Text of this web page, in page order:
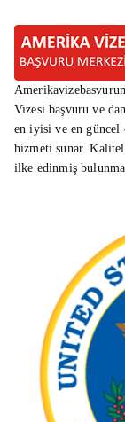
Vizesi başvuru ve
en iyisi ve en güncel
hizmeti sunar.
ilke edinmiş